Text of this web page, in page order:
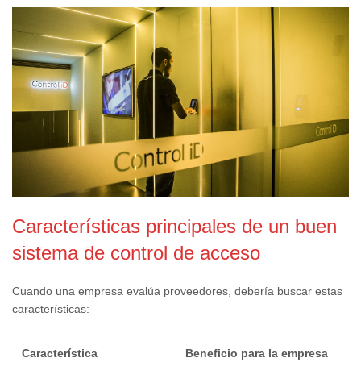
Características principales de un buen
sistema de control de acceso
Cuando una empresa evalúa proveedores, debería buscar estas
características:
Característica Beneficio para la empresa